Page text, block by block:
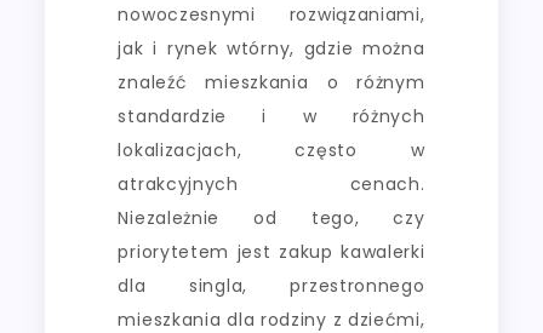
nowoczesnymi rozwiązaniami,
jak i rynek wtórny, gdzie można
znaleźć mieszkania o różnym
standardzie i w różnych
lokalizacjach, często w
atrakcyjnych cenach.
Niezależnie od tego, czy
priorytetem jest zakup kawalerki
dla singla, przestronnego
mieszkania dla rodziny z dziećmi,